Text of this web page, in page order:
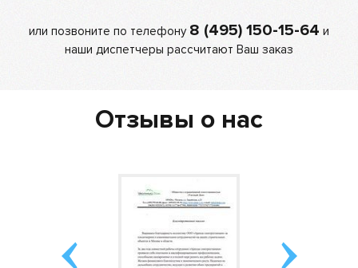
или позвоните по телефону 8 (495) 150-15-64 и
наши диспетчеры рассчитают Ваш заказ
Отзывы о нас